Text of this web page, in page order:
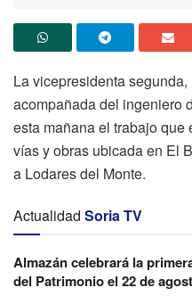
La vicepresidenta
acompañada del ingeniero
esta mañana el trabajo
vías y obras ubicada en El
a Lodares del Monte.
Actualidad Soria TV
Almazán celebrará la
del Patrimonio el 22 de